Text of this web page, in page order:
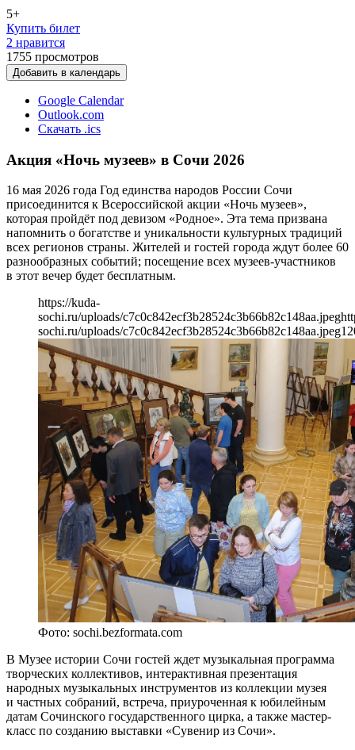
5+
Купить билет
2 нравится
1755 просмотров
Добавить в календарь
Google Calendar
Outlook.com
Скачать .ics
Акция «Ночь музеев» в Сочи 2026
16 мая 2026 года Год единства народов России Сочи
присоединится к Всероссийской акции «Ночь музеев»,
которая пройдёт под девизом «Родное». Эта тема призвана
напомнить о богатстве и уникальности культурных традиций
всех регионов страны. Жителей и гостей города ждут более 60
разнообразных событий; посещение всех музеев-участников
в этот вечер будет бесплатным.
https://kuda-
sochi.ru/uploads/c7c0c842ecf3b28524c3b66b82c148aa.jpeg
sochi.ru/uploads/c7c0c842ecf3b28524c3b66b82c148aa.jpeg
Фото: sochi.bezformata.com
В Музее истории Сочи гостей ждет музыкальная программа
творческих коллективов, интерактивная презентация
народных музыкальных инструментов из коллекции музея
и частных собраний, встреча, приуроченная к юбилейным
датам Сочинского государственного цирка, а также мастер-
класс по созданию выставки «Сувенир из Сочи».